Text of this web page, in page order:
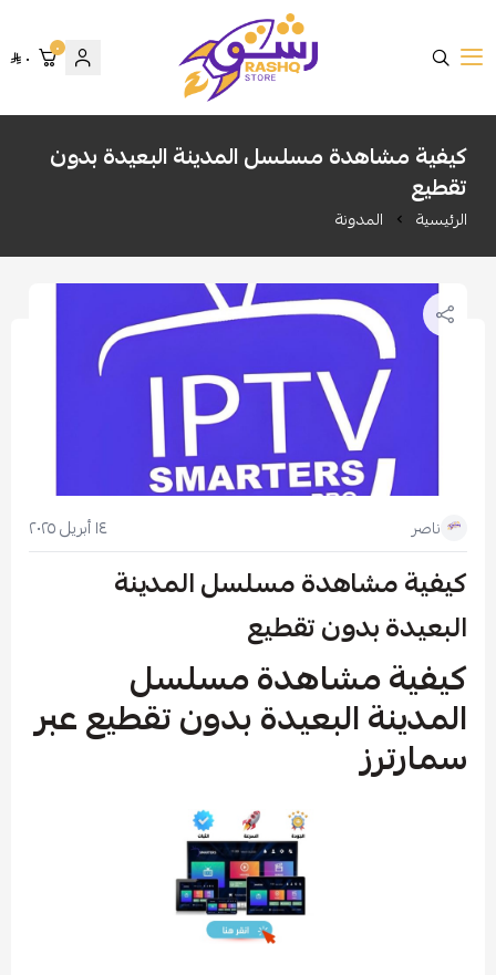
متجر رشق
٠ ٠
كيفية مشاهدة مسلسل المدينة البعيدة بدون
تقطيع
الرئيسية المدونة
ناصر ١٤ أبريل ٢٠٢٥
كيفية مشاهدة مسلسل المدينة
البعيدة بدون تقطيع
كيفية مشاهدة مسلسل
المدينة البعيدة بدون تقطيع عبر
سمارترز